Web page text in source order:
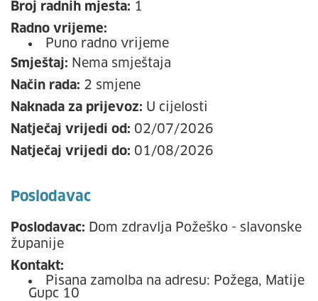
Broj radnih mjesta: 1
Radno vrijeme:
Puno radno vrijeme
Smještaj: Nema smještaja
Način rada: 2 smjene
Naknada za prijevoz: U cijelosti
Natječaj vrijedi od: 02/07/2026
Natječaj vrijedi do: 01/08/2026
Poslodavac
Poslodavac: Dom zdravlja Požeško - slavonske
županije
Kontakt:
Pisana zamolba na adresu: Požega, Matije
Gupc 10